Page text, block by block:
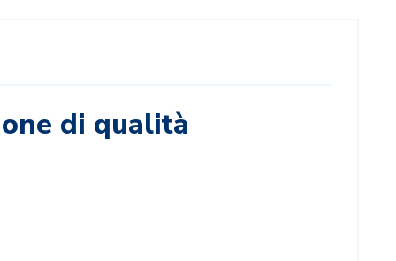
di qualità